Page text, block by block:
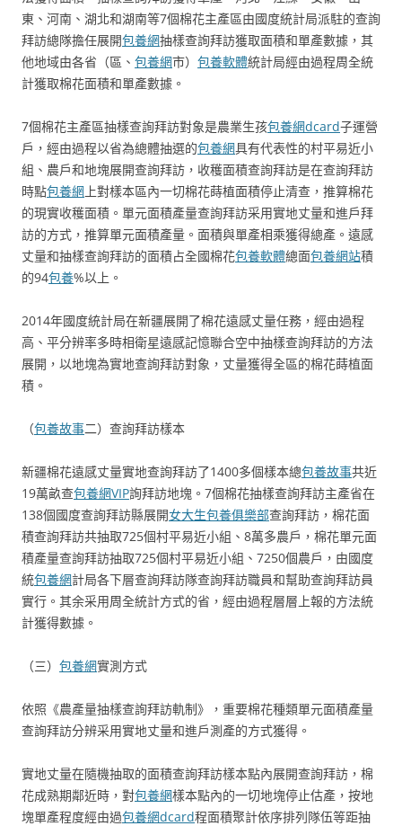
東、河南、湖北和湖南等7個棉花主產區由國度統計局派駐的查詢
拜訪總隊擔任展開包養網抽樣查詢拜訪獲取面積和單產數據，其
他地域由各省（區、 包養網市） 包養軟體統計局經由過程周全統
計獲取棉花面積和單產數據。
7個棉花主產區抽樣查詢拜訪對象是農業生孩包養網dcard子運營
戶，經由過程以省為總體抽選的包養網具有代表性的村平易近小
組、農戶和地塊展開查詢拜訪，收穫面積查詢拜訪是在查詢拜訪
時點包養網 上對樣本區內一切棉花蒔植面積停止清查，推算棉花
的現實收穫面積。單元面積產量查詢拜訪采用實地丈量和進戶拜
訪的方式，推算單元面積產量。面積與單產相乘獲得總產。遠感
丈量和抽樣查詢拜訪的面積占全國棉花包養軟體總面包養網站積
的94包養%以上。
2014年國度統計局在新疆展開了棉花遠感丈量任務，經由過程
高、平分辨率多時相衛星遠感記憶聯合空中抽樣查詢拜訪的方法
展開，以地塊為實地查詢拜訪對象，丈量獲得全區的棉花蒔植面
積。
（包養故事二）查詢拜訪樣本
新疆棉花遠感丈量實地查詢拜訪了1400多個樣本總包養故事共近
19萬畝查包養網VIP詢拜訪地塊。7個棉花抽樣查詢拜訪主產省在
138個國度查詢拜訪縣展開女大生包養俱樂部查詢拜訪，棉花面
積查詢拜訪共抽取725個村平易近小組、8萬多農戶，棉花單元面
積產量查詢拜訪抽取725個村平易近小組、7250個農戶，由國度
統包養網計局各下層查詢拜訪隊查詢拜訪職員和幫助查詢拜訪員
實行。其余采用周全統計方式的省，經由過程層層上報的方法統
計獲得數據。
（三） 包養網實測方式
依照《農產量抽樣查詢拜訪軌制》，重要棉花種類單元面積產量
查詢拜訪分辨采用實地丈量和進戶測產的方式獲得。
實地丈量在隨機抽取的面積查詢拜訪樣本點內展開查詢拜訪，棉
花成熟期鄰近時，對包養網樣本點內的一切地塊停止估產，按地
塊單產程度經由過包養網dcard程面積聚計依序排列隊伍等距抽